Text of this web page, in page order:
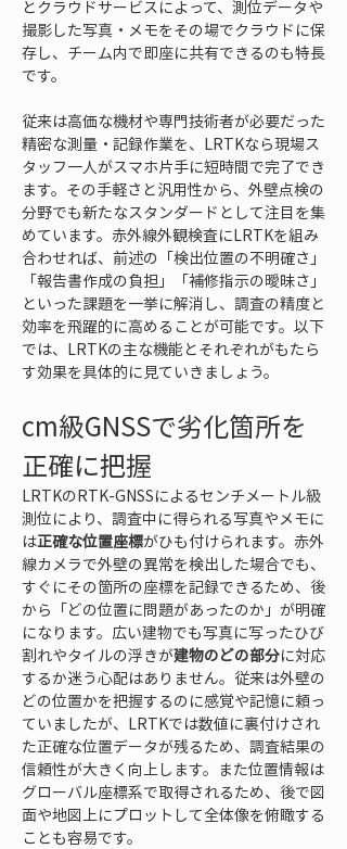
とクラウドサービスによって、測位データや
撮影した写真・メモをその場でクラウドに保
存し、チーム内で即座に共有できるのも特長
です。
従来は高価な機材や専門技術者が必要だった
精密な測量・記録作業を、LRTKなら現場ス
タッフ一人がスマホ片手に短時間で完了でき
ます。その手軽さと汎用性から、外壁点検の
分野でも新たなスタンダードとして注目を集
めています。赤外線外観検査にLRTKを組み
合わせれば、前述の「検出位置の不明確さ」
「報告書作成の負担」「補修指示の曖昧さ」
といった課題を一挙に解消し、調査の精度と
効率を飛躍的に高めることが可能です。以下
では、LRTKの主な機能とそれぞれがもたら
す効果を具体的に見ていきましょう。
cm級GNSSで劣化箇所を
正確に把握
LRTKのRTK-GNSSによるセンチメートル級
測位により、調査中に得られる写真やメモに
は正確な位置座標がひも付けられます。赤外
線カメラで外壁の異常を検出した場合でも、
すぐにその箇所の座標を記録できるため、後
から「どの位置に問題があったのか」が明確
になります。広い建物でも写真に写ったひび
割れやタイルの浮きが建物のどの部分に対応
するか迷う心配はありません。従来は外壁の
どの位置かを把握するのに感覚や記憶に頼っ
ていましたが、LRTKでは数値に裏付けされ
た正確な位置データが残るため、調査結果の
信頼性が大きく向上します。また位置情報は
グローバル座標系で取得されるため、後で図
面や地図上にプロットして全体像を俯瞰する
ことも容易です。